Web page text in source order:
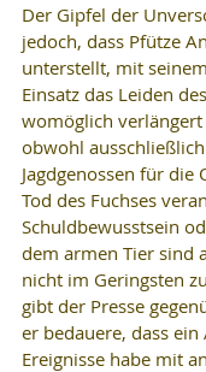
Der Gipfel der
jedoch, dass Pfütze
unterstellt, mit
Einsatz das Leiden
womöglich verlängert
obwohl
Jagdgenossen für die
Tod des Fuchses
Schuldbewusstsein
dem armen Tier sind
nicht im Geringsten
gibt der Presse
er bedauere, dass
Ereignisse habe mit